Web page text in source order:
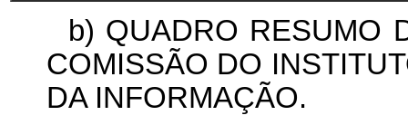
b) QUADRO RESUMO
COMISSÃO DO
DA INFORMAÇÃO.